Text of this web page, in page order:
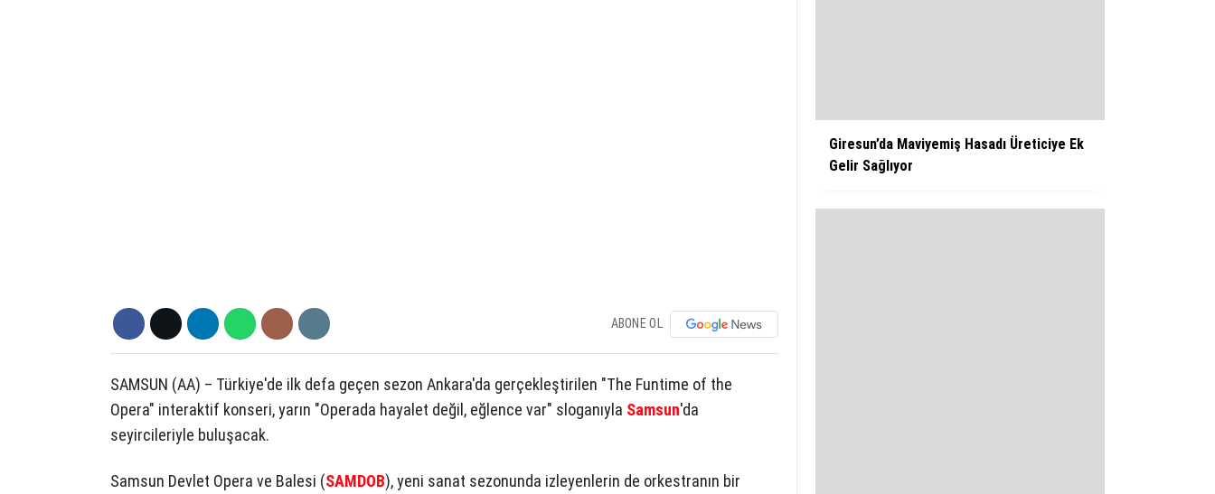
ABONE OL
SAMSUN (AA) – Türkiye'de ilk defa geçen sezon Ankara'da gerçekleştirilen "The Funtime of the
Opera" interaktif konseri, yarın "Operada hayalet değil, eğlence var" sloganıyla Samsun'da
seyircileriyle buluşacak.
Samsun Devlet Opera ve Balesi (SAMDOB), yeni sanat sezonunda izleyenlerin de orkestranın bir
Giresun’da Maviyemiş Hasadı Üreticiye Ek
Gelir Sağlıyor